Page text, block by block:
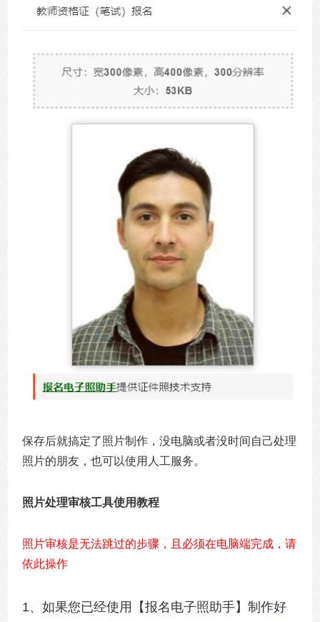
保存后就搞定了照片制作，没电脑或者没时间自己处理
照片的朋友，也可以使用人工服务。
照片处理审核工具使用教程
照片审核是无法跳过的步骤，且必须在电脑端完成，请
依此操作
1、如果您已经使用【报名电子照助手】制作好